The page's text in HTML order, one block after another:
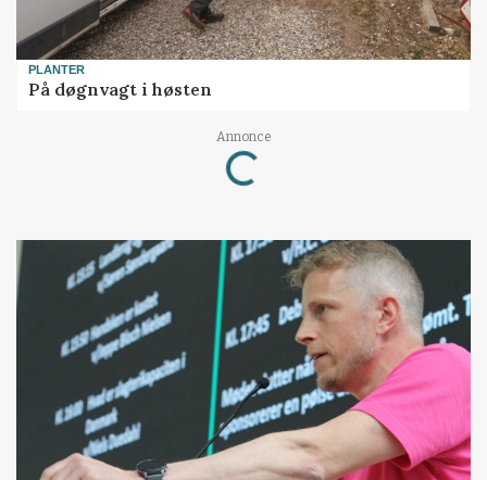
PLANTER
På døgnvagt i høsten
Annonce
Loading...